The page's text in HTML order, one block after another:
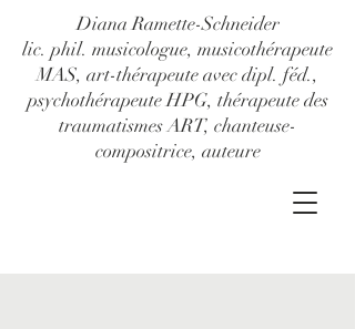
Diana Ramette-Schneider
lic. phil. musicologue, musicothérapeute
MAS, art-thérapeute avec dipl. féd.,
psychothérapeute HPG, thérapeute des
traumatismes ART, chanteuse-
compositrice, auteure